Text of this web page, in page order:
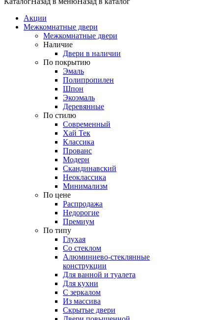
Акции
Межкомнатные двери
Межкомнатные двери
Наличие
Двери в наличии
По покрытию
Эмаль
Полипропилен
Шпон
Экоэмаль
Деревянные
По стилю
Современный
Хай Тек
Классика
Прованс
Модерн
Скандинавский
Неоклассика
Минимализм
По цене
Распродажа
Недорогие
Премиум
По типу
Глухая
Со стеклом
Алюминиево-стеклянные
конструкции
Для ванной и туалета
Для кухни
С зеркалом
Из массива
Скрытые двери